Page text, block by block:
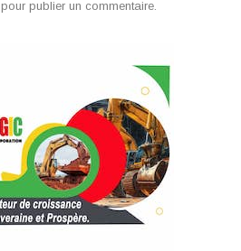
pour publier un commentaire.